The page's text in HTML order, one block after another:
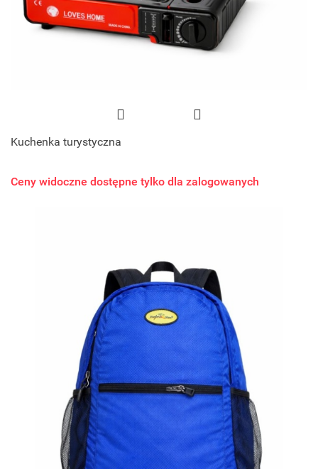
Kuchenka turystyczna
Ceny widoczne dostępne tylko dla zalogowanych